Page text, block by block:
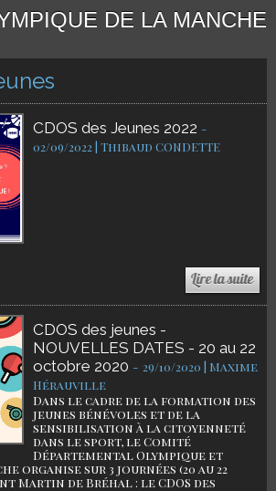
DE LA MANCHE
CDOS des Jeunes 2022 -
02/09/2022 | Thibaud CONDETTE
CDOS des jeunes -
NOUVELLES DATES - 20 au 22
octobre 2020 - 29/10/2020 | Maxime
Hérauville
Dans le cadre de la formation des
jeunes bénévoles et de la
sensibilisation à la citoyenneté
dans le sport, le Comité
Départemental Olympique et
organise sur 3 journées (20 au 22
Martin de Bréhal : le CDOS des